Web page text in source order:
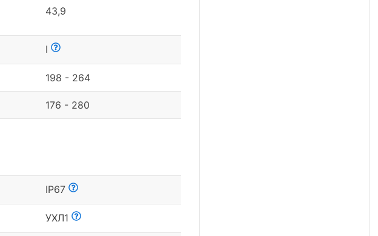
43,9
I
198 - 264
176 - 280
IP67
УХЛ1